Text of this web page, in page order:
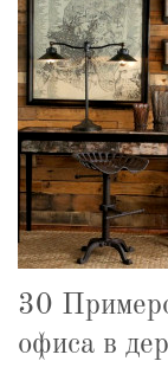
30
офиса в